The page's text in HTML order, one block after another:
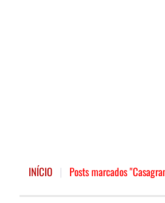
INÍCIO Posts marcados